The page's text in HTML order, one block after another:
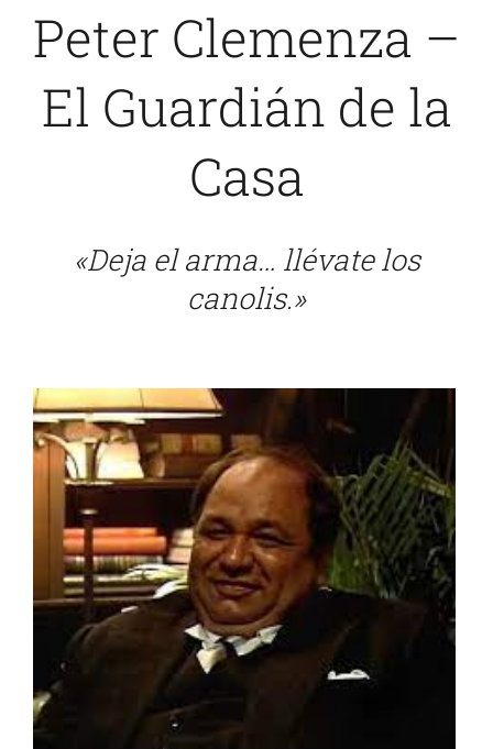
Sobre Mí
Blog
Peter Clemenza –
El Guardián de la
Casa
«Deja el arma… llévate los
canolis.»